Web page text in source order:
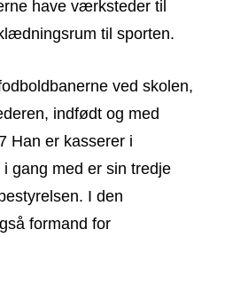
have værksteder til
til sporten.
ved skolen,
indfødt og med
Han er kasserer i
gang med er sin tredje
I den
formand for